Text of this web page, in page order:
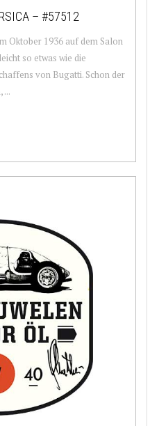
– #57512
Oktober 1936 auf dem Salon
so etwas wie die
von Bugatti. Schon der
...